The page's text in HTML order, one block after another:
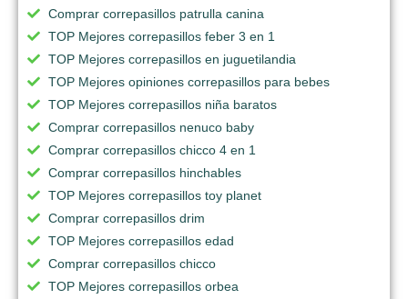
Comprar correpasillos patrulla canina
TOP Mejores correpasillos feber 3 en 1
TOP Mejores correpasillos en juguetilandia
TOP Mejores opiniones correpasillos para bebes
TOP Mejores correpasillos niña baratos
Comprar correpasillos nenuco baby
Comprar correpasillos chicco 4 en 1
Comprar correpasillos hinchables
TOP Mejores correpasillos toy planet
Comprar correpasillos drim
TOP Mejores correpasillos edad
Comprar correpasillos chicco
TOP Mejores correpasillos orbea